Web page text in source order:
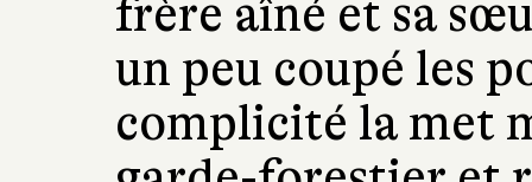
frère aîné et sa
un peu coupé les
complicité la met